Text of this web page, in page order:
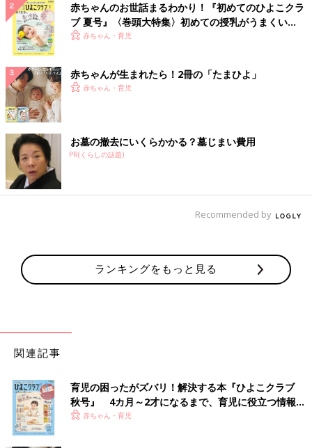
赤ちゃんのお世話まるわかり！『初めてのひよこクラ
ブ 夏号』〈巻頭大特集〉初めての授乳がうまくい
く！ おっぱい・ミルクの基本と夏のトラブル 解決テ
赤ちゃん・育児
赤ちゃんが生まれたら！2冊の「たまひよ」
赤ちゃん・育児
お墓の撤去にいくらかかる？墓じまい費用
PR(くらしの話題)
Recommended by
ランキングをもっと見る
関連記事
育児の困ったがズバリ！解決する本『ひよこクラブ
秋号』 4カ月～2才になるまで、育児に役立つ情報が
いっぱい！
赤ちゃん・育児